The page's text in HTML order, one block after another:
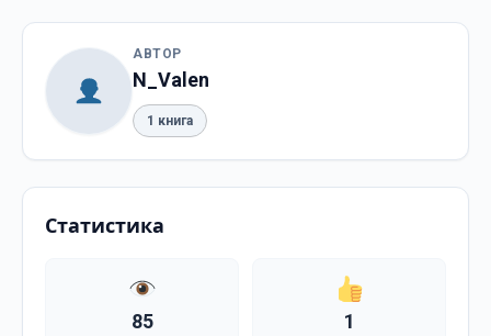
АВТОР
N_Valen
1 книга
Статистика
85 1